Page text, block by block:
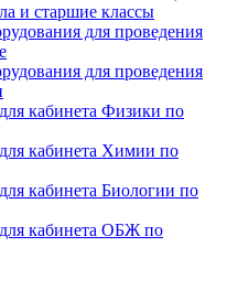
и старшие классы
для проведения
для проведения
кабинета Физики по
кабинета Химии по
кабинета Биологии по
кабинета ОБЖ по